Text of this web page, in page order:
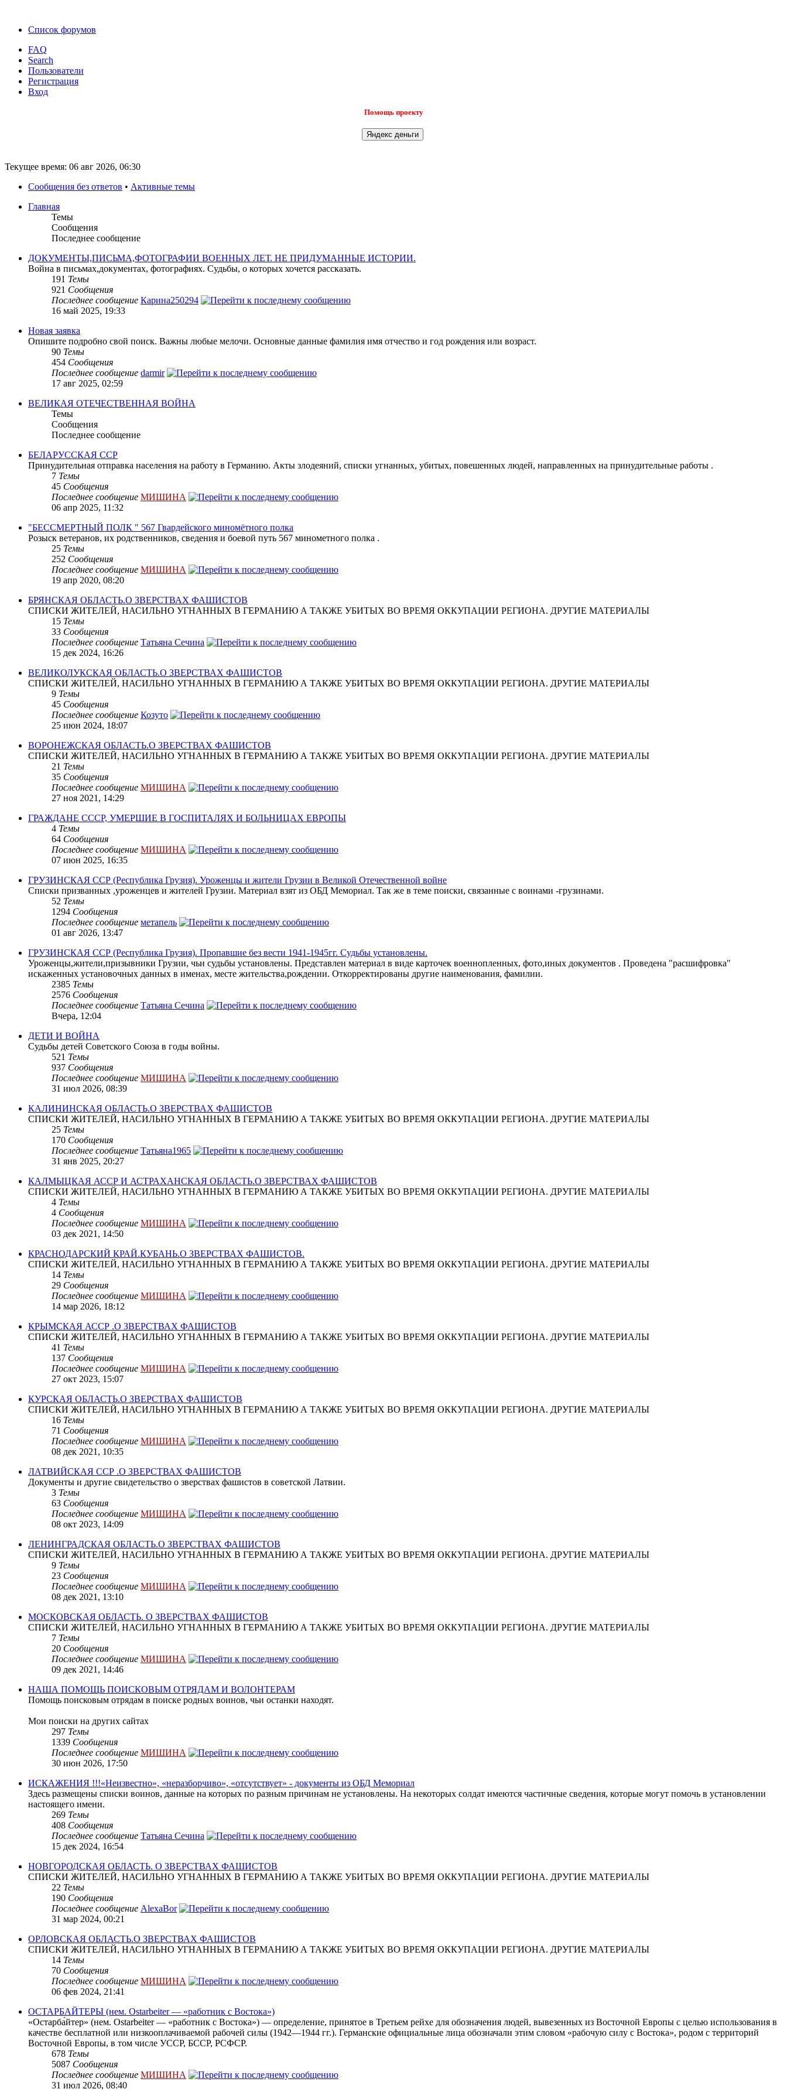
Список форумов
FAQ
Search
Пользователи
Регистрация
Вход
Помощь проекту
Текущее время: 06 авг 2026, 06:30
Сообщения без ответов • Активные темы
Главная
Темы
Сообщения
Последнее сообщение
ДОКУМЕНТЫ,ПИСЬМА,ФОТОГРАФИИ ВОЕННЫХ ЛЕТ. НЕ ПРИДУМАННЫЕ ИСТОРИИ.
Война в письмах,документах, фотографиях. Судьбы, о которых хочется рассказать.
191 Темы
921 Сообщения
Последнее сообщение Карина250294
16 май 2025, 19:33
Новая заявка
Опишите подробно свой поиск. Важны любые мелочи. Основные данные фамилия имя отчество и год рождения или возраст.
90 Темы
454 Сообщения
Последнее сообщение darmir
17 авг 2025, 02:59
ВЕЛИКАЯ ОТЕЧЕСТВЕННАЯ ВОЙНА
Темы
Сообщения
Последнее сообщение
БЕЛАРУССКАЯ ССР
Принудительная отправка населения на работу в Германию. Акты злодеяний, списки угнанных, убитых, повешенных людей, направленных на принудительные работы .
7 Темы
45 Сообщения
Последнее сообщение МИШИНА
06 апр 2025, 11:32
"БЕССМЕРТНЫЙ ПОЛК " 567 Гвардейского миномётного полка
Розыск ветеранов, их родственников, сведения и боевой путь 567 минометного полка .
25 Темы
252 Сообщения
Последнее сообщение МИШИНА
19 апр 2020, 08:20
БРЯНСКАЯ ОБЛАСТЬ.О ЗВЕРСТВАХ ФАШИСТОВ
СПИСКИ ЖИТЕЛЕЙ, НАСИЛЬНО УГНАННЫХ В ГЕРМАНИЮ А ТАКЖЕ УБИТЫХ ВО ВРЕМЯ ОККУПАЦИИ РЕГИОНА. ДРУГИЕ МАТЕРИАЛЫ
15 Темы
33 Сообщения
Последнее сообщение Татьяна Сечина
15 дек 2024, 16:26
ВЕЛИКОЛУКСКАЯ ОБЛАСТЬ.О ЗВЕРСТВАХ ФАШИСТОВ
СПИСКИ ЖИТЕЛЕЙ, НАСИЛЬНО УГНАННЫХ В ГЕРМАНИЮ А ТАКЖЕ УБИТЫХ ВО ВРЕМЯ ОККУПАЦИИ РЕГИОНА. ДРУГИЕ МАТЕРИАЛЫ
9 Темы
45 Сообщения
Последнее сообщение Козуто
25 июн 2024, 18:07
ВОРОНЕЖСКАЯ ОБЛАСТЬ.О ЗВЕРСТВАХ ФАШИСТОВ
СПИСКИ ЖИТЕЛЕЙ, НАСИЛЬНО УГНАННЫХ В ГЕРМАНИЮ А ТАКЖЕ УБИТЫХ ВО ВРЕМЯ ОККУПАЦИИ РЕГИОНА. ДРУГИЕ МАТЕРИАЛЫ
21 Темы
35 Сообщения
Последнее сообщение МИШИНА
27 ноя 2021, 14:29
ГРАЖДАНЕ СССР, УМЕРШИЕ В ГОСПИТАЛЯХ И БОЛЬНИЦАХ ЕВРОПЫ
4 Темы
64 Сообщения
Последнее сообщение МИШИНА
07 июн 2025, 16:35
ГРУЗИНСКАЯ ССР (Республика Грузия). Уроженцы и жители Грузии в Великой Отечественной войне
Списки призванных ,уроженцев и жителей Грузии. Материал взят из ОБД Мемориал. Так же в теме поиски, связанные с воинами -грузинами.
52 Темы
1294 Сообщения
Последнее сообщение метапель
01 авг 2026, 13:47
ГРУЗИНСКАЯ ССР (Республика Грузия). Пропавшие без вести 1941-1945гг. Судьбы установлены.
Уроженцы,жители,призывники Грузии, чьи судьбы установлены. Представлен материал в виде карточек военнопленных, фото,иных документов . Проведена "расшифровка"
искаженных установочных данных в именах, месте жительства,рождении. Откорректированы другие наименования, фамилии.
2385 Темы
2576 Сообщения
Последнее сообщение Татьяна Сечина
Вчера, 12:04
ДЕТИ И ВОЙНА
Судьбы детей Советского Союза в годы войны.
521 Темы
937 Сообщения
Последнее сообщение МИШИНА
31 июл 2026, 08:39
КАЛИНИНСКАЯ ОБЛАСТЬ.О ЗВЕРСТВАХ ФАШИСТОВ
СПИСКИ ЖИТЕЛЕЙ, НАСИЛЬНО УГНАННЫХ В ГЕРМАНИЮ А ТАКЖЕ УБИТЫХ ВО ВРЕМЯ ОККУПАЦИИ РЕГИОНА. ДРУГИЕ МАТЕРИАЛЫ
25 Темы
170 Сообщения
Последнее сообщение Татьяна1965
31 янв 2025, 20:27
КАЛМЫЦКАЯ АССР И АСТРАХАНСКАЯ ОБЛАСТЬ.О ЗВЕРСТВАХ ФАШИСТОВ
СПИСКИ ЖИТЕЛЕЙ, НАСИЛЬНО УГНАННЫХ В ГЕРМАНИЮ А ТАКЖЕ УБИТЫХ ВО ВРЕМЯ ОККУПАЦИИ РЕГИОНА. ДРУГИЕ МАТЕРИАЛЫ
4 Темы
4 Сообщения
Последнее сообщение МИШИНА
03 дек 2021, 14:50
КРАСНОДАРСКИЙ КРАЙ.КУБАНЬ.О ЗВЕРСТВАХ ФАШИСТОВ.
СПИСКИ ЖИТЕЛЕЙ, НАСИЛЬНО УГНАННЫХ В ГЕРМАНИЮ А ТАКЖЕ УБИТЫХ ВО ВРЕМЯ ОККУПАЦИИ РЕГИОНА. ДРУГИЕ МАТЕРИАЛЫ
14 Темы
29 Сообщения
Последнее сообщение МИШИНА
14 мар 2026, 18:12
КРЫМСКАЯ АССР .О ЗВЕРСТВАХ ФАШИСТОВ
СПИСКИ ЖИТЕЛЕЙ, НАСИЛЬНО УГНАННЫХ В ГЕРМАНИЮ А ТАКЖЕ УБИТЫХ ВО ВРЕМЯ ОККУПАЦИИ РЕГИОНА. ДРУГИЕ МАТЕРИАЛЫ
41 Темы
137 Сообщения
Последнее сообщение МИШИНА
27 окт 2023, 15:07
КУРСКАЯ ОБЛАСТЬ.О ЗВЕРСТВАХ ФАШИСТОВ
СПИСКИ ЖИТЕЛЕЙ, НАСИЛЬНО УГНАННЫХ В ГЕРМАНИЮ А ТАКЖЕ УБИТЫХ ВО ВРЕМЯ ОККУПАЦИИ РЕГИОНА. ДРУГИЕ МАТЕРИАЛЫ
16 Темы
71 Сообщения
Последнее сообщение МИШИНА
08 дек 2021, 10:35
ЛАТВИЙСКАЯ ССР .О ЗВЕРСТВАХ ФАШИСТОВ
Документы и другие свидетельство о зверствах фашистов в советской Латвии.
3 Темы
63 Сообщения
Последнее сообщение МИШИНА
08 окт 2023, 14:09
ЛЕНИНГРАДСКАЯ ОБЛАСТЬ.О ЗВЕРСТВАХ ФАШИСТОВ
СПИСКИ ЖИТЕЛЕЙ, НАСИЛЬНО УГНАННЫХ В ГЕРМАНИЮ А ТАКЖЕ УБИТЫХ ВО ВРЕМЯ ОККУПАЦИИ РЕГИОНА. ДРУГИЕ МАТЕРИАЛЫ
9 Темы
23 Сообщения
Последнее сообщение МИШИНА
08 дек 2021, 13:10
МОСКОВСКАЯ ОБЛАСТЬ. О ЗВЕРСТВАХ ФАШИСТОВ
СПИСКИ ЖИТЕЛЕЙ, НАСИЛЬНО УГНАННЫХ В ГЕРМАНИЮ А ТАКЖЕ УБИТЫХ ВО ВРЕМЯ ОККУПАЦИИ РЕГИОНА. ДРУГИЕ МАТЕРИАЛЫ
7 Темы
20 Сообщения
Последнее сообщение МИШИНА
09 дек 2021, 14:46
НАША ПОМОЩЬ ПОИСКОВЫМ ОТРЯДАМ И ВОЛОНТЕРАМ
Помощь поисковым отрядам в поиске родных воинов, чьи останки находят.
Мои поиски на других сайтах
297 Темы
1339 Сообщения
Последнее сообщение МИШИНА
30 июн 2026, 17:50
ИСКАЖЕНИЯ !!!«Неизвестно», «неразборчиво», «отсутствует» - документы из ОБД Мемориал
Здесь размещены списки воинов, данные на которых по разным причинам не установлены. На некоторых солдат имеются частичные сведения, которые могут помочь в установлении
настоящего имени.
269 Темы
408 Сообщения
Последнее сообщение Татьяна Сечина
15 дек 2024, 16:54
НОВГОРОДСКАЯ ОБЛАСТЬ. О ЗВЕРСТВАХ ФАШИСТОВ
СПИСКИ ЖИТЕЛЕЙ, НАСИЛЬНО УГНАННЫХ В ГЕРМАНИЮ А ТАКЖЕ УБИТЫХ ВО ВРЕМЯ ОККУПАЦИИ РЕГИОНА. ДРУГИЕ МАТЕРИАЛЫ
22 Темы
190 Сообщения
Последнее сообщение AlexaBor
31 мар 2024, 00:21
ОРЛОВСКАЯ ОБЛАСТЬ.О ЗВЕРСТВАХ ФАШИСТОВ
СПИСКИ ЖИТЕЛЕЙ, НАСИЛЬНО УГНАННЫХ В ГЕРМАНИЮ А ТАКЖЕ УБИТЫХ ВО ВРЕМЯ ОККУПАЦИИ РЕГИОНА. ДРУГИЕ МАТЕРИАЛЫ
14 Темы
70 Сообщения
Последнее сообщение МИШИНА
06 фев 2024, 21:41
ОСТАРБАЙТЕРЫ (нем. Ostarbeiter — «работник с Востока»)
«Остарба́йтер» (нем. Ostarbeiter — «работник с Востока») — определение, принятое в Третьем рейхе для обозначения людей, вывезенных из Восточной Европы с целью использования в
качестве бесплатной или низкооплачиваемой рабочей силы (1942—1944 гг.). Германские официальные лица обозначали этим словом «рабочую силу с Востока», родом с территорий
Восточной Европы, в том числе УССР, БССР, РСФСР.
678 Темы
5087 Сообщения
Последнее сообщение МИШИНА
31 июл 2026, 08:40